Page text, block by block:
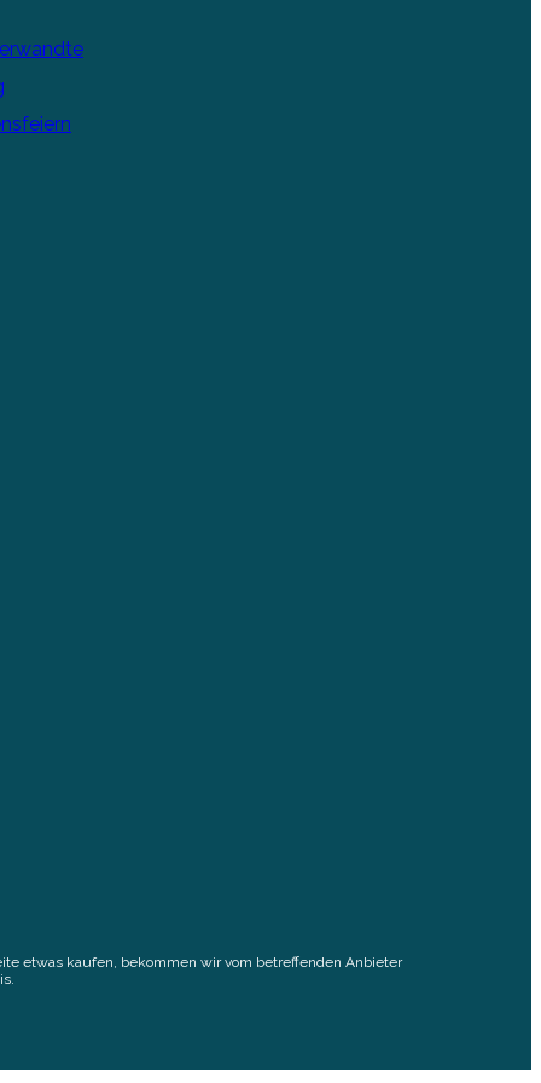
etwas kaufen, bekommen wir vom betreffenden Anbieter